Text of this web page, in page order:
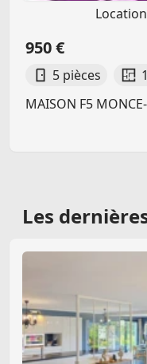
950 €
5 pièces
MAISON F5
Les